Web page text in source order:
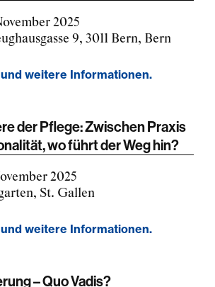
2025
9, 3011 Bern, Bern
weitere Informationen.
der Pflege: Zwischen Praxis
wo führt der Weg hin?
2025
St. Gallen
weitere Informationen.
– Quo Vadis?